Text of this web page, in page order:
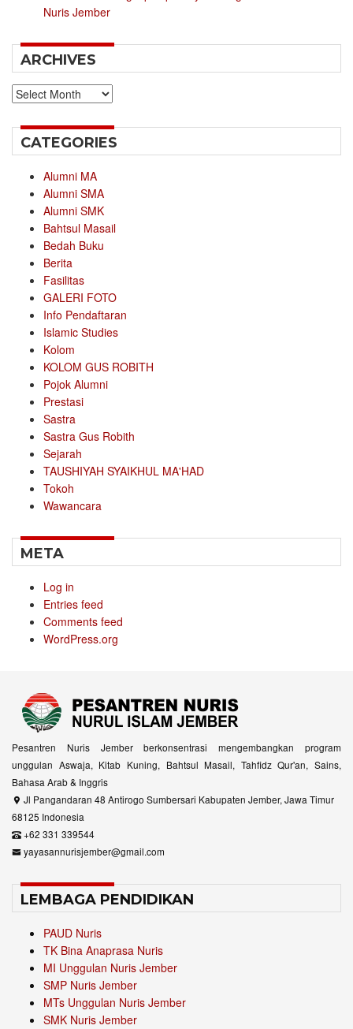
Nuris Jember
ARCHIVES
Archives
CATEGORIES
Alumni MA
Alumni SMA
Alumni SMK
Bahtsul Masail
Bedah Buku
Berita
Fasilitas
GALERI FOTO
Info Pendaftaran
Islamic Studies
Kolom
KOLOM GUS ROBITH
Pojok Alumni
Prestasi
Sastra
Sastra Gus Robith
Sejarah
TAUSHIYAH SYAIKHUL MA'HAD
Tokoh
Wawancara
META
Log in
Entries feed
Comments feed
WordPress.org
Pesantren Nuris Jember berkonsentrasi mengembangkan program
unggulan Aswaja, Kitab Kuning, Bahtsul Masail, Tahfidz Qur'an, Sains,
Bahasa Arab & Inggris
Jl Pangandaran 48 Antirogo Sumbersari Kabupaten Jember, Jawa Timur
68125 Indonesia
+62 331 339544
yayasannurisjember@gmail.com
LEMBAGA PENDIDIKAN
PAUD Nuris
TK Bina Anaprasa Nuris
MI Unggulan Nuris Jember
SMP Nuris Jember
MTs Unggulan Nuris Jember
SMK Nuris Jember